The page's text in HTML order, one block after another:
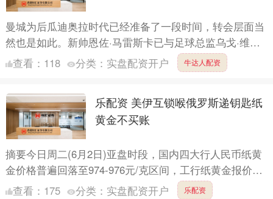
曼城为后瓜迪奥拉时代已经准备了一段时间，转会层面当
然也是如此。新帅恩佐·马雷斯卡已与足球总监乌戈·维亚
纳就目标人选进行了接触，而马雷斯卡与瓜迪奥拉之间也
查看： 118 分类： 实盘配资开户 牛达人配资
乐配资 美伊互锁喉俄罗斯递钥匙纸
黄金不买账
摘要今日周二(6月2日)亚盘时段，国内四大行人民币纸黄
金价格普遍回落至974-976元/克区间，工行纸黄金报价
975.91元/克，较前一交易日下跌10.83元，....
查看： 175 分类： 实盘配资开户 乐配资